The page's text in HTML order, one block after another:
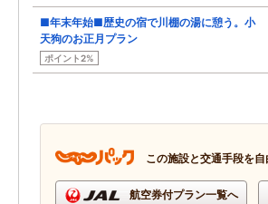
■年末年始■歴史の宿で川棚の湯に憩う。小
天狗のお正月プラン
ポイント2%
この施設と交通手段を
航空券付プラン一覧へ